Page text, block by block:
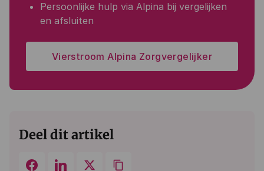
Persoonlijke hulp via Alpina bij vergelijken
en afsluiten
Vierstroom Alpina Zorgvergelijker
Deel dit artikel